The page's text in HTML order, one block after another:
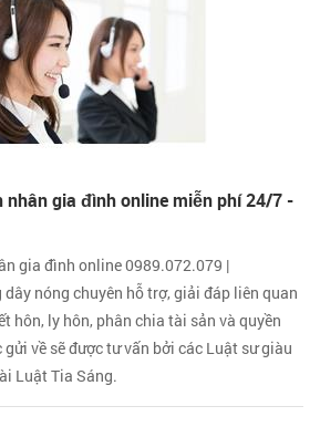
gia đình online miễn phí 24/7 -
gia đình online 0989.072.079 |
nóng chuyên hỗ trợ, giải đáp liên quan
hôn, ly hôn, phân chia tài sản và quyền
về sẽ được tư vấn bởi các Luật sư giàu
Luật Tia Sáng.